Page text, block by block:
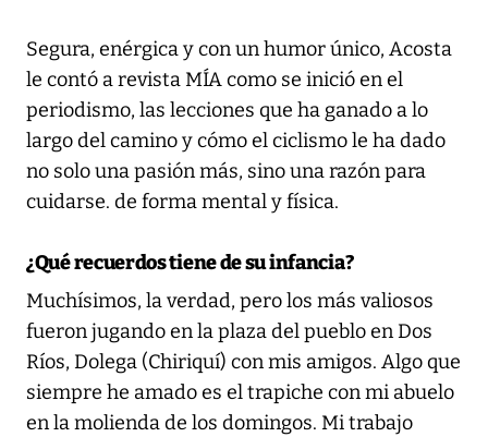
Segura, enérgica y con un humor único, Acosta
le contó a revista MÍA como se inició en el
periodismo, las lecciones que ha ganado a lo
largo del camino y cómo el ciclismo le ha dado
no solo una pasión más, sino una razón para
cuidarse. de forma mental y física.
¿Qué recuerdos tiene de su infancia?
Muchísimos, la verdad, pero los más valiosos
fueron jugando en la plaza del pueblo en Dos
Ríos, Dolega (Chiriquí) con mis amigos. Algo que
siempre he amado es el trapiche con mi abuelo
en la molienda de los domingos. Mi trabajo